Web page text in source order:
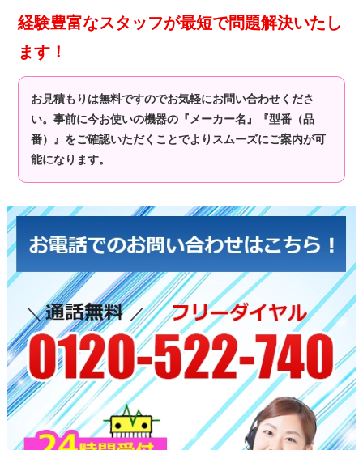
経験豊富なスタッフが最短で問題解決いたし
ます！
お見積もりは無料ですのでお気軽にお問い合わせくださ
い。事前に今お使いの機器の『メーカー名』『型番（品
番）』をご確認いただくことでよりスムーズにご案内が可
能になります。